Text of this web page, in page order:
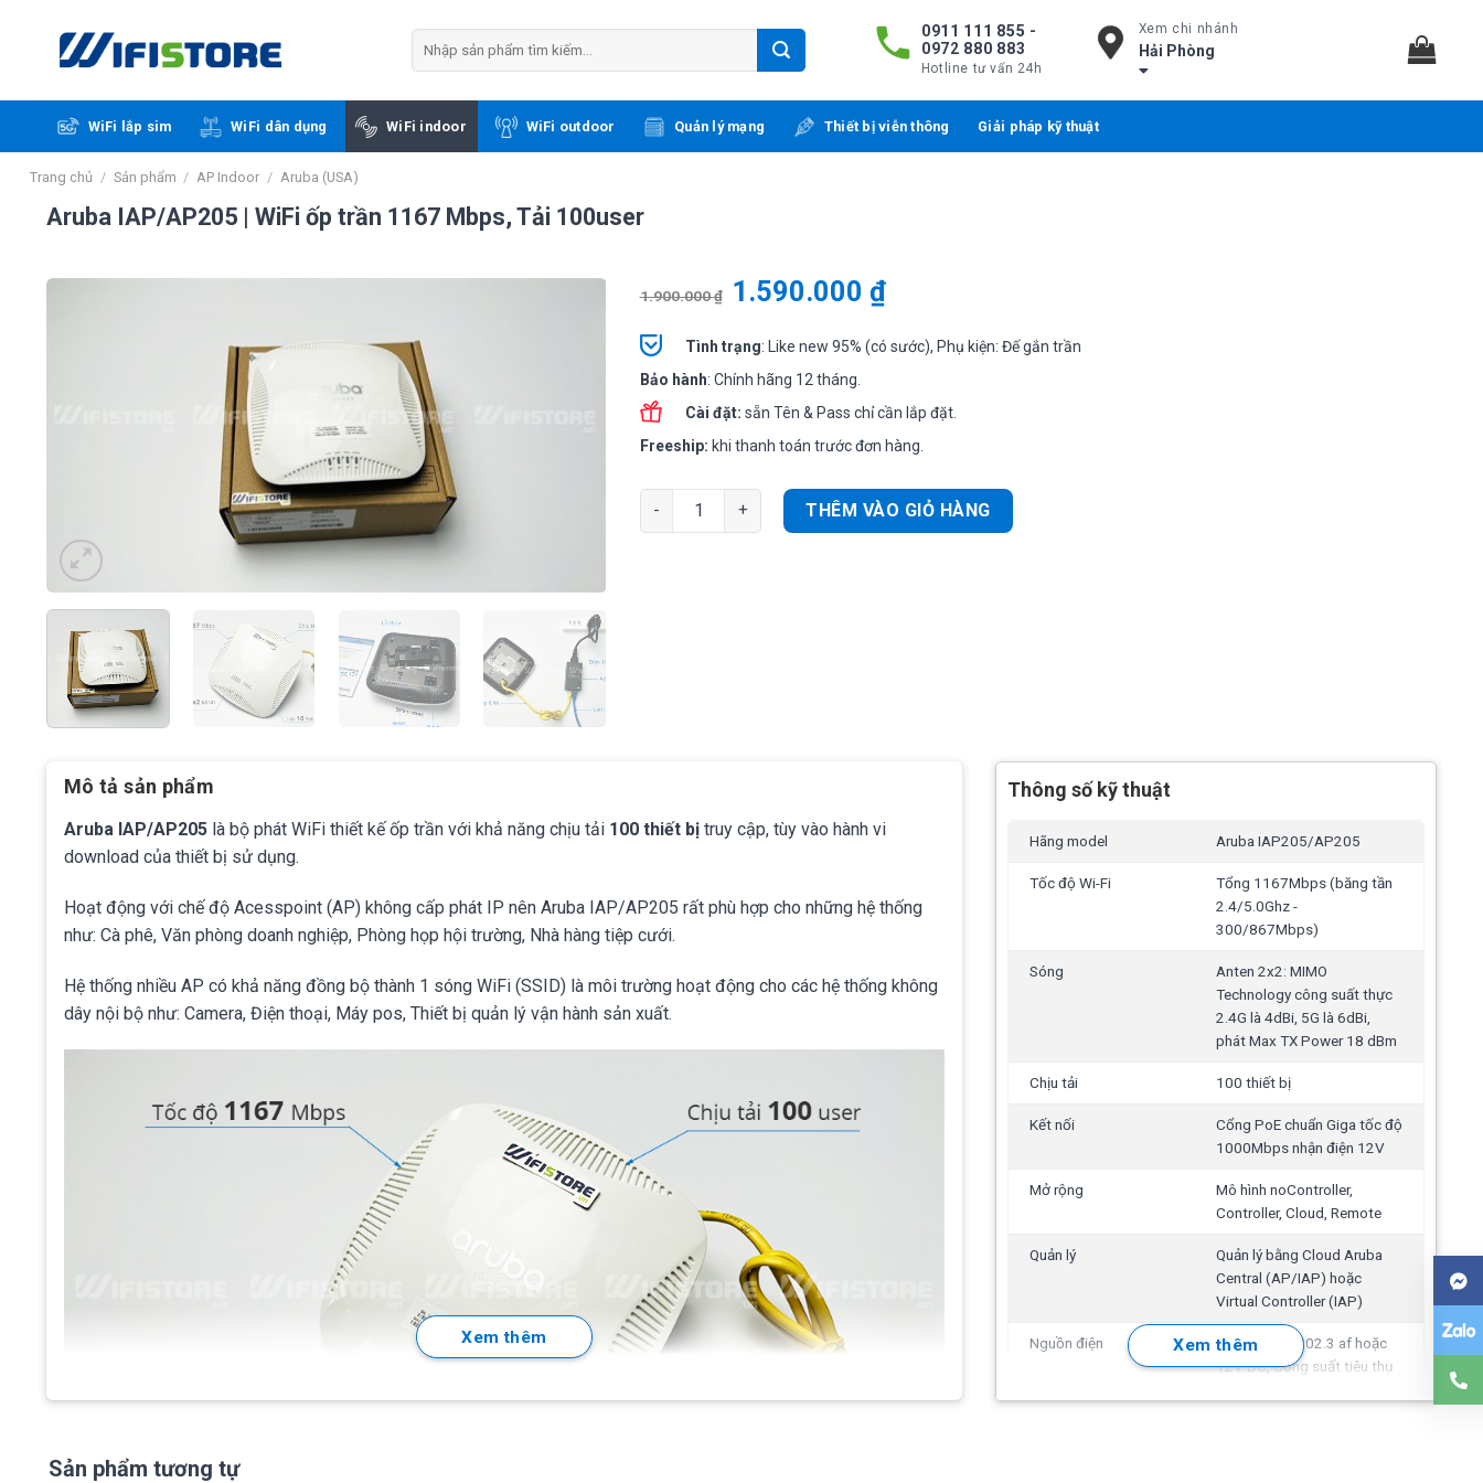
kiếm:
0911 111 855 -
0972 880 883
Hotline tư vấn 24h
Xem chi nhánh
Hải Phòng
WiFi lắp sim WiFi dân dụng WiFi indoor WiFi outdoor Quản lý mạng Thiết bị viễn thông Giải pháp kỹ thuật
Trang chủ / Sản phẩm / AP Indoor / Aruba (USA)
Aruba IAP/AP205 | WiFi ốp trần 1167 Mbps, Tải 100user
1.900.000₫ 1.590.000 ₫
Tình trạng: Like new 95% (có sước), Phụ kiện: Đế gắn trần
Bảo hành: Chính hãng 12 tháng.
Cài đặt: sẵn Tên & Pass chỉ cần lắp đặt.
Freeship: khi thanh toán trước đơn hàng.
Aruba IAP/AP205 | WiFi ốp trần 1167 Mbps, Tải 100user số lượng
THÊM VÀO GIỎ HÀNG
Mô tả sản phẩm
Aruba IAP/AP205 là bộ phát WiFi thiết kế ốp trần với khả năng chịu tải 100 thiết bị truy cập, tùy vào hành vi
download của thiết bị sử dụng.
Hoạt động với chế độ Acesspoint (AP) không cấp phát IP nên Aruba IAP/AP205 rất phù hợp cho những hệ thống
như: Cà phê, Văn phòng doanh nghiệp, Phòng họp hội trường, Nhà hàng tiệp cưới.
Hệ thống nhiều AP có khả năng đồng bộ thành 1 sóng WiFi (SSID) là môi trường hoạt động cho các hệ thống không
dây nội bộ như: Camera, Điện thoại, Máy pos, Thiết bị quản lý vận hành sản xuất.
Xem thêm
Thông số kỹ thuật
Hãng model Aruba IAP205/AP205
Tốc độ Wi-Fi
Tổng 1167Mbps (băng tần
2.4/5.0Ghz -
300/867Mbps)
Sóng
Anten 2x2: MIMO
Technology công suất thực
2.4G là 4dBi, 5G là 6dBi,
phát Max TX Power 18 dBm
Chịu tải 100 thiết bị
Kết nối
Cổng PoE chuẩn Giga tốc độ
1000Mbps nhận điện 12V
Mở rộng
Mô hình noController,
Controller, Cloud, Remote
Quản lý
Quản lý bằng Cloud Aruba
Central (AP/IAP) hoặc
Virtual Controller (IAP)
Nguồn điện
Nguồn: POE 802.3 af hoặc
12V DC, Công suất tiêu thụ
Xem thêm
Sản phẩm tương tự